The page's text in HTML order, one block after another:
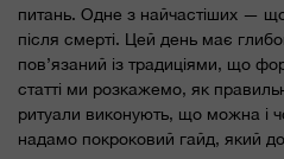
питань. Одне з найчастіших —
після смерті. Цей день має
пов’язаний із традиціями, що
статті ми розкажемо, як
ритуали виконують, що можна і
надамо покроковий гайд, який